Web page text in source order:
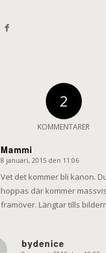
2
KOMMENTARER
Mammi
says:
8 januari, 2015 den 11:06
Vet det kommer bli kanon.
hoppas där kommer
framöver. Längtar tills
bydenice